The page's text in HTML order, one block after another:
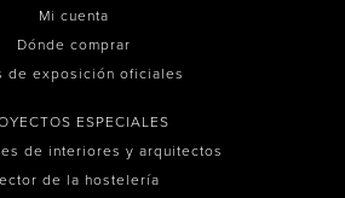
Mi cuenta
Dónde comprar
de exposición oficiales
ESPECIALES
de interiores y arquitectos
de la hostelería